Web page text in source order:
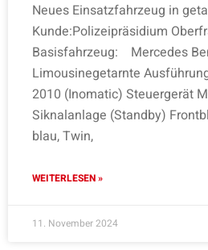
Neues Einsatzfahrzeug in
Kunde:Polizeipräsidium
Basisfahrzeug: Mercedes
Limousinegetarnte
2010 (Inomatic) Steuergerät
Siknalanlage (Standby)
blau, Twin,
WEITERLESEN »
11. November 2024